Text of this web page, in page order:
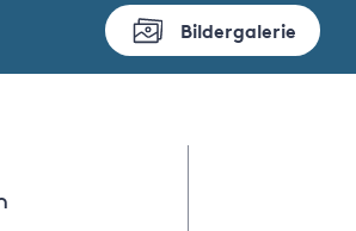
Bildergalerie